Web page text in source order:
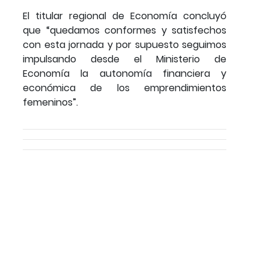
El titular regional de Economía concluyó
que “quedamos conformes y satisfechos
con esta jornada y por supuesto seguimos
impulsando desde el Ministerio de
Economía la autonomía financiera y
económica de los emprendimientos
femeninos”.